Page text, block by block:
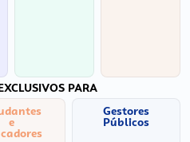
PARA
e
Gestores
Públicos